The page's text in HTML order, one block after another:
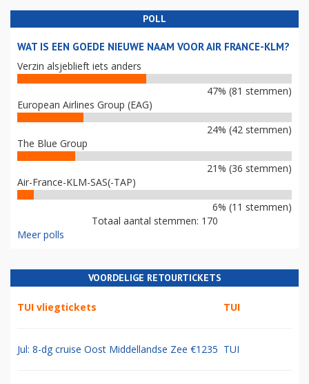
POLL
WAT IS EEN GOEDE NIEUWE NAAM VOOR AIR FRANCE-KLM?
Verzin alsjeblieft iets anders
47% (81 stemmen)
European Airlines Group (EAG)
24% (42 stemmen)
The Blue Group
21% (36 stemmen)
Air-France-KLM-SAS(-TAP)
6% (11 stemmen)
Totaal aantal stemmen: 170
Meer polls
VOORDELIGE RETOURTICKETS
TUI vliegtickets TUI
Jul: 8-dg cruise Oost Middellandse Zee €1235 TUI